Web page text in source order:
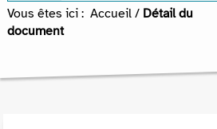
Vous êtes ici : Accueil / Détail du
document